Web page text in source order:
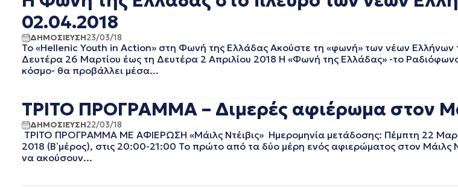
ΜΑΡΤΙΟΣ 2020
ΦΕΒΡΟΥΑΡΙΟΣ 2020
ΙΑΝΟΥΑΡΙΟΣ 2020
ΔΕΚΕΜΒΡΙΟΣ 2019
ΝΟΕΜΒΡΙΟΣ 2019
ΑΥΓΟΥΣΤΟΣ 2019
ΙΟΥΛΙΟΣ 2019
ΙΟΥΝΙΟΣ 2019
ΜΑΙΟΣ 2019
02.04.2018
ΔΗΜΟΣΙΕΥΣΗ23/03/18
Το «Hellenic Youth in Action» στη Φωνή της Ελλάδας Ακούστε τη «φωνή» των νέων
Δευτέρα 26 Μαρτίου έως τη Δευτέρα 2 Απριλίου 2018 Η «Φωνή της Ελλάδας» -το Ραδιόφωνο
κόσμο- θα προβάλλει μέσα...
ΤΡΙΤΟ ΠΡΟΓΡΑΜΜΑ – Διμερές αφιέρωμα στον
ΔΗΜΟΣΙΕΥΣΗ22/03/18
ΤΡΙΤΟ ΠΡΟΓΡΑΜΜΑ ΜΕ ΑΦΙΕΡΩΣΗ «Μάιλς Ντέιβις» Ημερομηνία μετάδοσης: Πέμπτη 22
2018 (Β΄ μέρος), στις 20:00-21:00 Το πρώτο από τα δύο μέρη ενός αφιερώματος στον Μάιλς
να ακούσουν...